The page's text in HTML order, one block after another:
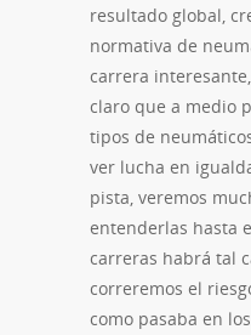
resultado global,
normativa de
carrera
claro que a medio
tipos de
ver lucha en
pista, veremos
entenderlas hasta
carreras habrá tal
correremos el
como pasaba en